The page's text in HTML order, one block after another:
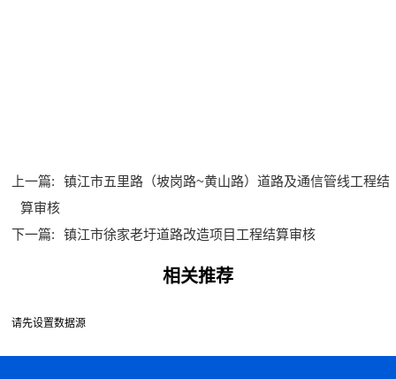
上一篇:
镇江市五里路（坡岗路~黄山路）道路及通信管线工程结
算审核
下一篇:
镇江市徐家老圩道路改造项目工程结算审核
相关推荐
请先设置数据源